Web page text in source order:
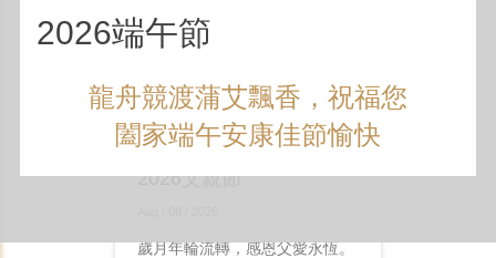
2026父親節
歲月年輪流轉，感恩父愛永恆。
2026端午節
龍舟競渡蒲艾飄香，祝福您
闔家端午安康佳節愉快